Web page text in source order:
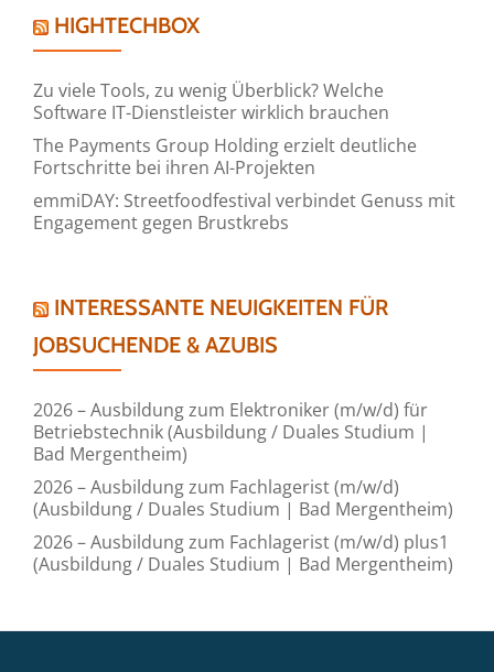
HIGHTECHBOX
Zu viele Tools, zu wenig Überblick? Welche
Software IT-Dienstleister wirklich brauchen
The Payments Group Holding erzielt deutliche
Fortschritte bei ihren AI-Projekten
emmiDAY: Streetfoodfestival verbindet Genuss mit
Engagement gegen Brustkrebs
INTERESSANTE NEUIGKEITEN FÜR
JOBSUCHENDE & AZUBIS
2026 – Ausbildung zum Elektroniker (m/w/d) für
Betriebstechnik (Ausbildung / Duales Studium |
Bad Mergentheim)
2026 – Ausbildung zum Fachlagerist (m/w/d)
(Ausbildung / Duales Studium | Bad Mergentheim)
2026 – Ausbildung zum Fachlagerist (m/w/d) plus1
(Ausbildung / Duales Studium | Bad Mergentheim)